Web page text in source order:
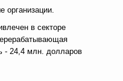
организации.
в секторе
- 24,4 млн. долларов